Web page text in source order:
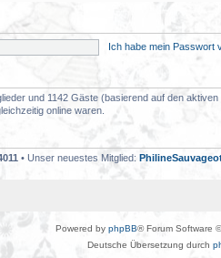
Ich habe mein Passwort
und 1142 Gäste (basierend auf den
online waren.
• Unser neuestes Mitglied:
Powered by phpBB® Forum Software
Deutsche Übersetzung durch